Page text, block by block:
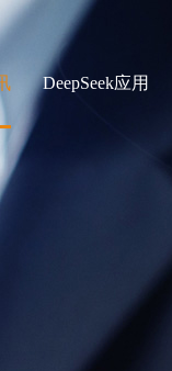
DeepSeek应用